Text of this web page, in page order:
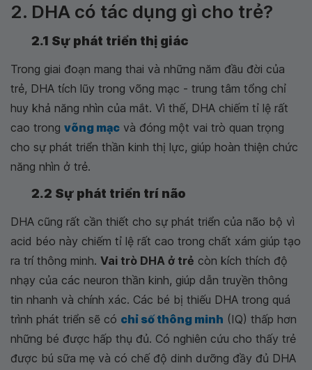
2. DHA có tác dụng gì cho trẻ?
2.1 Sự phát triển thị giác
Trong giai đoạn mang thai và những năm đầu đời của
trẻ, DHA tích lũy trong võng mạc - trung tâm tổng chỉ
huy khả năng nhìn của mắt. Vì thế, DHA chiếm tỉ lệ rất
cao trong võng mạc và đóng một vai trò quan trọng
cho sự phát triển thần kinh thị lực, giúp hoàn thiện chức
năng nhìn ở trẻ.
2.2 Sự phát triển trí não
DHA cũng rất cần thiết cho sự phát triển của não bộ vì
acid béo này chiếm tỉ lệ rất cao trong chất xám giúp tạo
ra trí thông minh. Vai trò DHA ở trẻ còn kích thích độ
nhạy của các neuron thần kinh, giúp dẫn truyền thông
tin nhanh và chính xác. Các bé bị thiếu DHA trong quá
trình phát triển sẽ có chỉ số thông minh (IQ) thấp hơn
những bé được hấp thụ đủ. Có nghiên cứu cho thấy trẻ
được bú sữa mẹ và có chế độ dinh dưỡng đầy đủ DHA